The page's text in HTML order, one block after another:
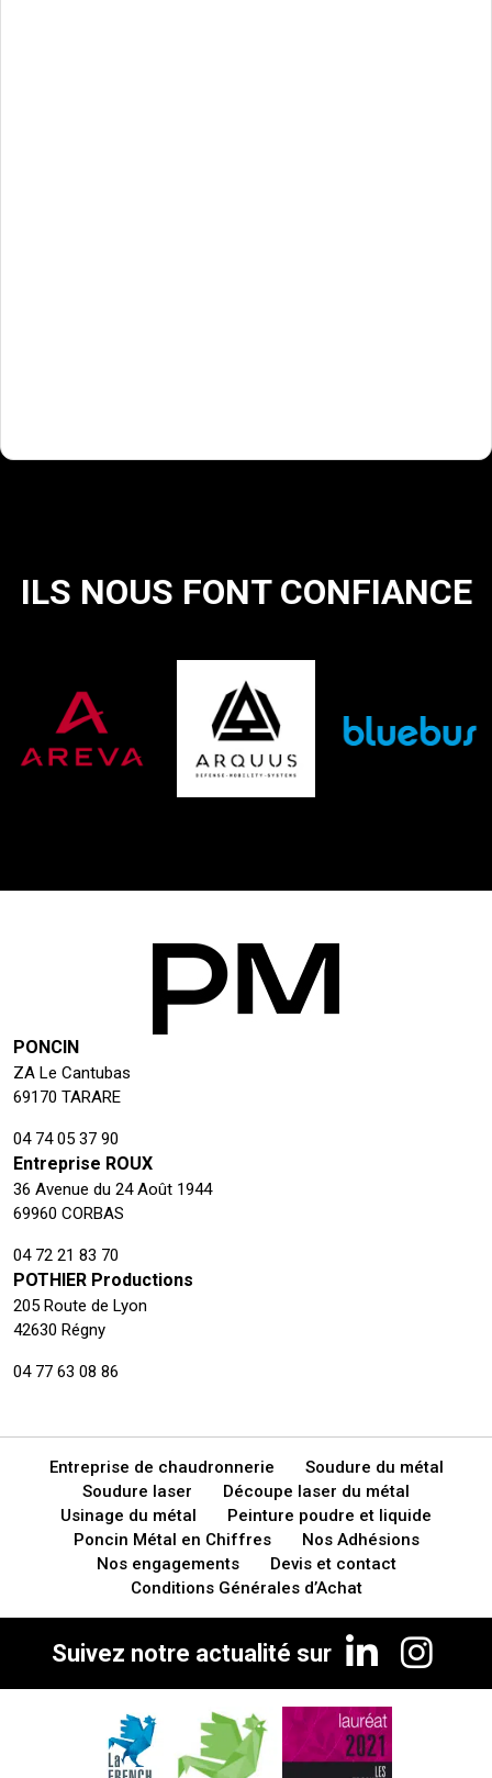
ILS NOUS FONT CONFIANCE
PONCIN
ZA Le Cantubas
69170 TARARE
04 74 05 37 90
Entreprise ROUX
36 Avenue du 24 Août 1944
69960 CORBAS
04 72 21 83 70
POTHIER Productions
205 Route de Lyon
42630 Régny
04 77 63 08 86
Entreprise de chaudronnerie
Soudure du métal
Soudure laser
Découpe laser du métal
Usinage du métal
Peinture poudre et liquide
Poncin Métal en Chiffres
Nos Adhésions
Nos engagements
Devis et contact
Conditions Générales d’Achat
Suivez notre actualité sur